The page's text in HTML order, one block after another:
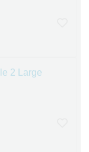
2 Large